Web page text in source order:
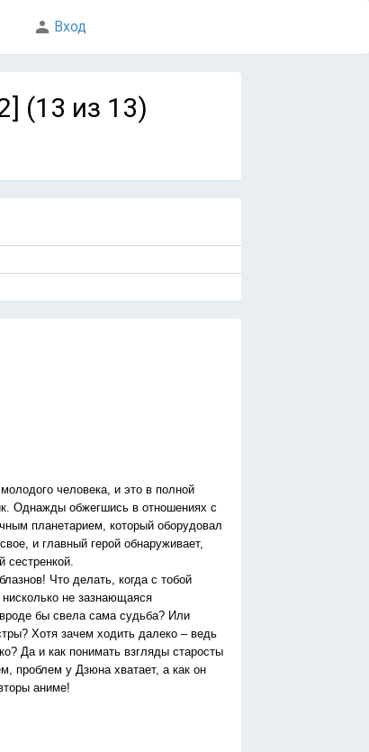
Вход
(13 из 13)
человека, и это в полной
Однажды обжегшись в отношениях с
планетарием, который оборудовал
и главный герой обнаруживает,
сестренкой.
Что делать, когда с тобой
не зазнающаяся
бы свела сама судьба? Или
Хотя зачем ходить далеко – ведь
Да и как понимать взгляды старосты
проблем у Дзюна хватает, а как он
аниме!